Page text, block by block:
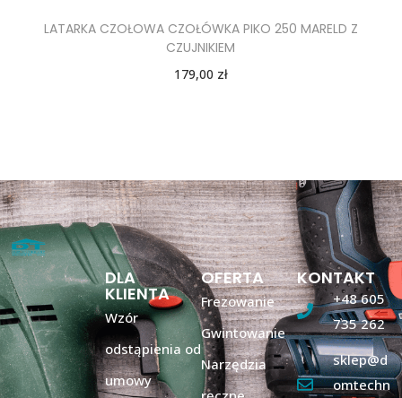
LATARKA CZOŁOWA CZOŁÓWKA PIKO 250 MARELD Z
CZUJNIKIEM
179,00 zł
DLA
KLIENTA
Wzór
odstąpienia od
umowy
OFERTA
Frezowanie
Gwintowanie
Narzędzia
KONTAKT
+48 605
735 262
sklep@d
omtechn